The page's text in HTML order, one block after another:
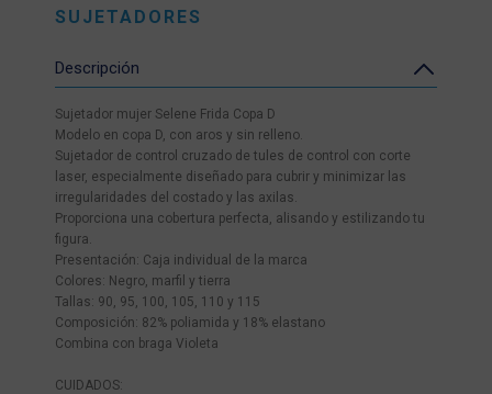
SUJETADORES
Descripción
Sujetador mujer Selene Frida Copa D
Modelo en copa D, con aros y sin relleno.
Sujetador de control cruzado de tules de control con corte
laser, especialmente diseñado para cubrir y minimizar las
irregularidades del costado y las axilas.
Proporciona una cobertura perfecta, alisando y estilizando tu
figura.
Presentación: Caja individual de la marca
Colores: Negro, marfil y tierra
Tallas: 90, 95, 100, 105, 110 y 115
Composición: 82% poliamida y 18% elastano
Combina con braga Violeta
CUIDADOS: